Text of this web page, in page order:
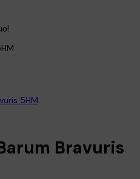
5HM
Bravuris